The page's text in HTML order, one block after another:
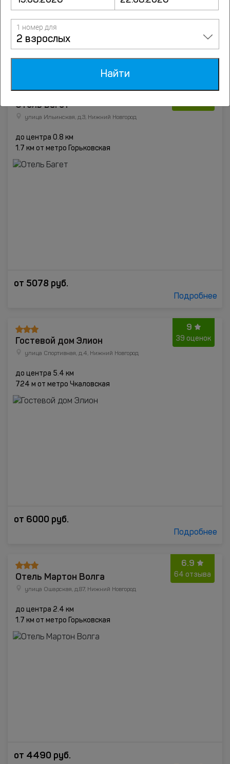
от5000руб.
Подробнее
7.1
Отель Багет
улица Ильинская, д.3, Нижний Новгород
до центра 0.8 км
1.7 км от метро Горьковская
от 5078 руб.
Подробнее
9
39 оценок
Гостевой дом Элион
улица Спортивная, д.4, Нижний Новгород
до центра 5.4 км
724 м от метро Чкаловская
от 6000 руб.
Подробнее
6.9
64 отзыва
Отель Мартон Волга
улица Ошарская, д.87, Нижний Новгород
до центра 2.4 км
1.7 км от метро Горьковская
от 4490 руб.
1 номер для
2 взрослых
Найти